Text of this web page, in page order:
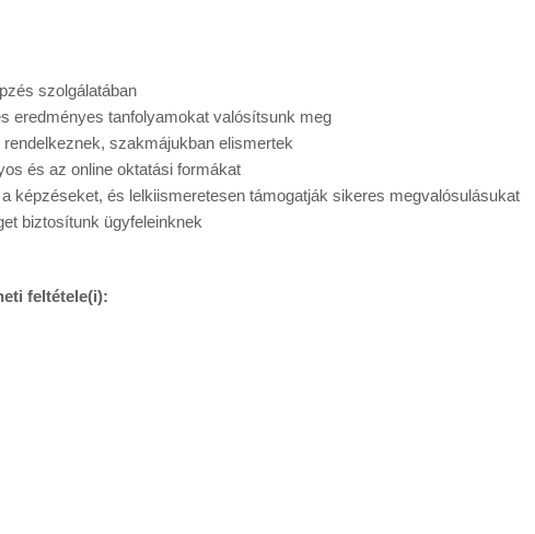
szolgálatában
eredményes tanfolyamokat valósítsunk meg
szakmájukban elismertek
és az online oktatási formákat
képzéseket, és lelkiismeretesen támogatják sikeres megvalósulásukat
biztosítunk ügyfeleinknek
feltétele(i):